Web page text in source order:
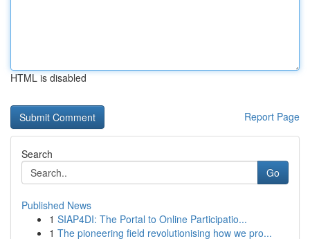
HTML is disabled
Report Page
Search
Go
Published News
1 SIAP4DI: The Portal to Online Participatio...
1 The pioneering field revolutionising how we pro...